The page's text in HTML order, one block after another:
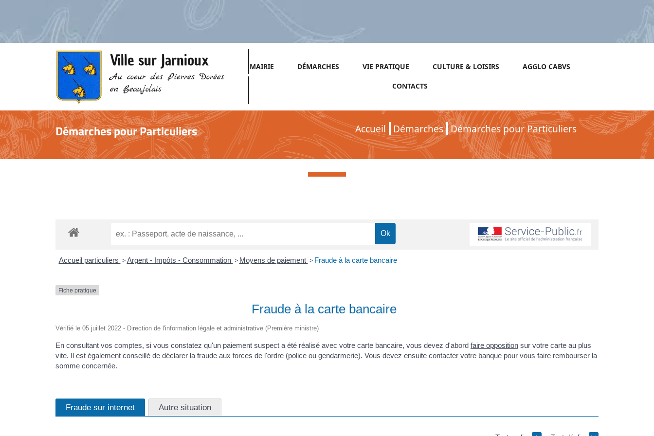
Ville sur Jarnioux
Au coeur des Pierres Dorées
en Beaujolais
MAIRIE DÉMARCHES VIE PRATIQUE CULTURE & LOISIRS AGGLO CABVS
CONTACTS
Démarches pour Particuliers Accueil Démarches Démarches pour Particuliers
Démarches pour Particuliers
Accueil particuliers > Argent - Impôts - Consommation > Moyens de paiement > Fraude à la carte bancaire
Fiche pratique
Fraude à la carte bancaire
Vérifié le 05 juillet 2022 - Direction de l'information légale et administrative (Première ministre)
En consultant vos comptes, si vous constatez qu'un paiement suspect a été réalisé avec votre carte bancaire, vous devez d'abord faire opposition sur votre carte au plus
vite. Il est également conseillé de déclarer la fraude aux forces de l'ordre (police ou gendarmerie). Vous devez ensuite contacter votre banque pour vous faire rembourser la
somme concernée.
Fraude sur internet Autre situation